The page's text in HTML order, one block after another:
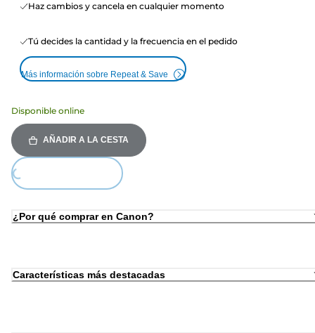
Haz cambios y cancela en cualquier momento
Tú decides la cantidad y la frecuencia en el pedido
Más información sobre Repeat & Save
Disponible online
AÑADIR A LA CESTA
¿Por qué comprar en Canon?
Características más destacadas